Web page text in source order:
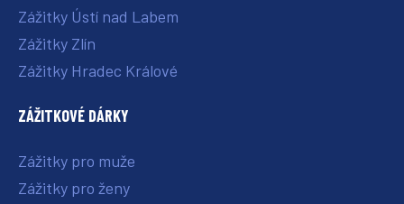
Zážitky Ústí nad Labem
Zážitky Zlín
Zážitky Hradec Králové
ZÁŽITKOVÉ DÁRKY
Zážitky pro muže
Zážitky pro ženy